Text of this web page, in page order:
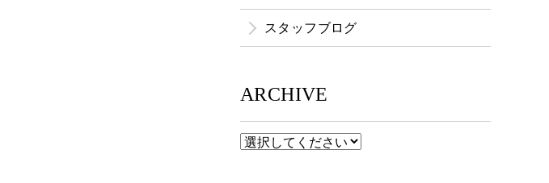
スタッフブログ
ARCHIVE